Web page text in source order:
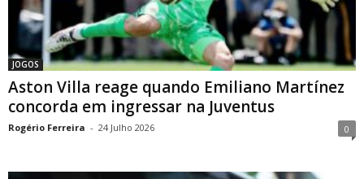
JOGOS
Aston Villa reage quando Emiliano Martínez
concorda em ingressar na Juventus
Rogério Ferreira - 24 Julho 2026 0